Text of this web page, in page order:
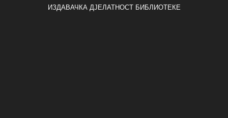
ИЗДАВАЧКА ДЈЕЛАТНОСТ БИБЛИОТЕКЕ